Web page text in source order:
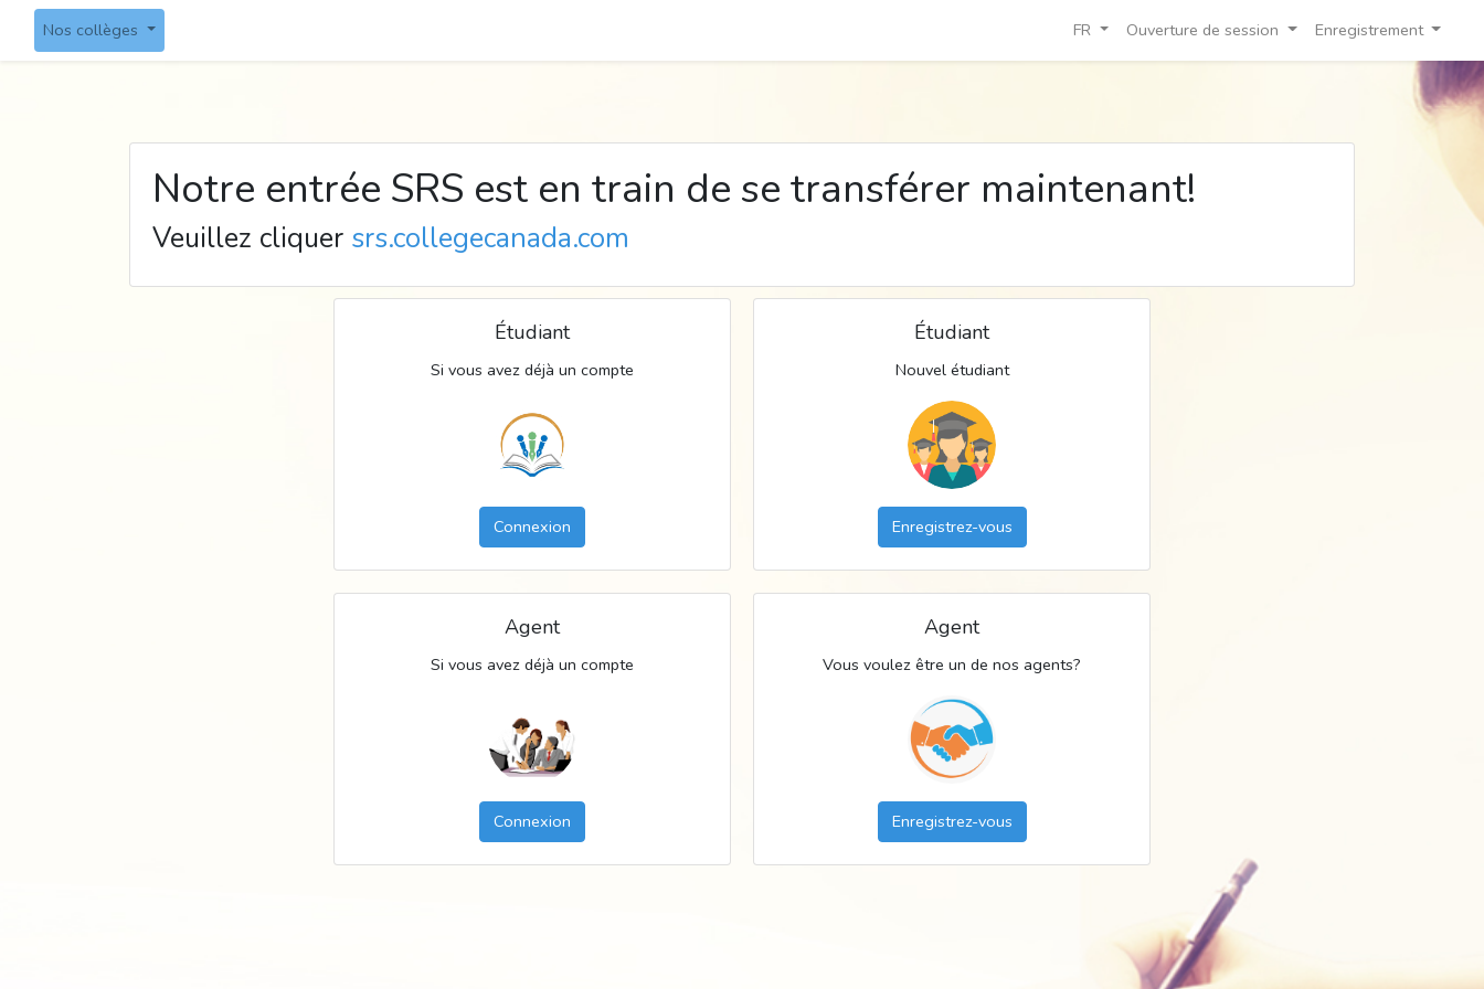
Nos collèges FR Ouverture de session Enregistrement
Notre entrée SRS est en train de se transférer maintenant!
Veuillez cliquer srs.collegecanada.com
Étudiant
Si vous avez déjà un compte
Connexion
Étudiant
Nouvel étudiant
Enregistrez-vous
Agent
Si vous avez déjà un compte
Connexion
Agent
Vous voulez être un de nos agents?
Enregistrez-vous